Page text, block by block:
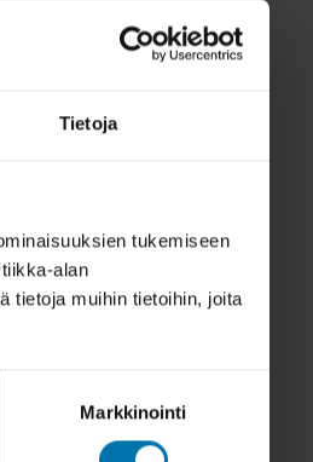
Tietoja
tukemiseen
alan
tietoja muihin tietoihin, joita
Markkinointi